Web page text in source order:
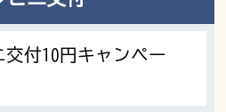
付10円キャンペー